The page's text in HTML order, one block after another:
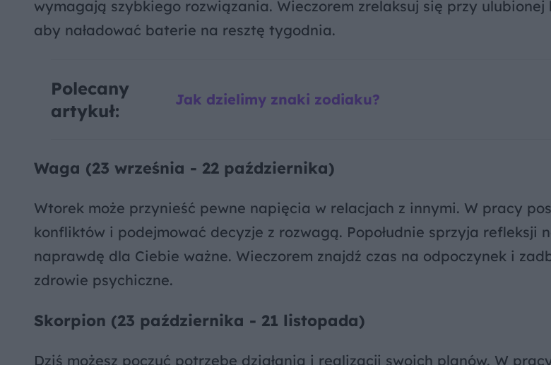
wymagają szybkiego rozwiązania. Wieczorem zrelaksuj się przy ulubionej
aby naładować baterie na resztę tygodnia.
Polecany
artykuł:
Jak dzielimy znaki zodiaku?
Waga (23 września - 22 października)
Wtorek może przynieść pewne napięcia w relacjach z innymi. W pracy
konfliktów i podejmować decyzje z rozwagą. Popołudnie sprzyja refleksji
naprawdę dla Ciebie ważne. Wieczorem znajdź czas na odpoczynek i
zdrowie psychiczne.
Skorpion (23 października - 21 listopada)
Dziś możesz poczuć potrzebę działania i realizacji swoich planów. W